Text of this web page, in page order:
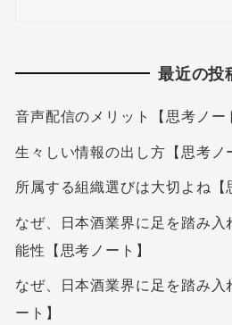
最近の投
音声配信のメリット【思考ノー
生々しい情報の出し方【思考ノ
所属する組織選びは大切よね【
なぜ、日本酒業界に足を踏み
能性【思考ノート】
なぜ、日本酒業界に足を踏み
ート】